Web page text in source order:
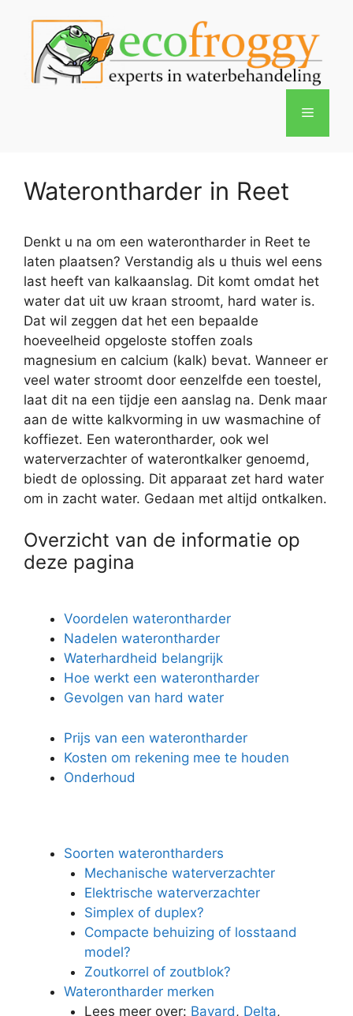
inhoud
Menu
Waterontharder in Reet
Denkt u na om een waterontharder in Reet te
laten plaatsen? Verstandig als u thuis wel eens
last heeft van kalkaanslag. Dit komt omdat het
water dat uit uw kraan stroomt, hard water is.
Dat wil zeggen dat het een bepaalde
hoeveelheid opgeloste stoffen zoals
magnesium en calcium (kalk) bevat. Wanneer er
veel water stroomt door eenzelfde een toestel,
laat dit na een tijdje een aanslag na. Denk maar
aan de witte kalkvorming in uw wasmachine of
koffiezet. Een waterontharder, ook wel
waterverzachter of waterontkalker genoemd,
biedt de oplossing. Dit apparaat zet hard water
om in zacht water. Gedaan met altijd ontkalken.
Overzicht van de informatie op
deze pagina
Voordelen waterontharder
Nadelen waterontharder
Waterhardheid belangrijk
Hoe werkt een waterontharder
Gevolgen van hard water
Prijs van een waterontharder
Kosten om rekening mee te houden
Onderhoud
Soorten waterontharders
Mechanische waterverzachter
Elektrische waterverzachter
Simplex of duplex?
Compacte behuizing of losstaand
model?
Zoutkorrel of zoutblok?
Waterontharder merken
Lees meer over: Bayard, Delta,